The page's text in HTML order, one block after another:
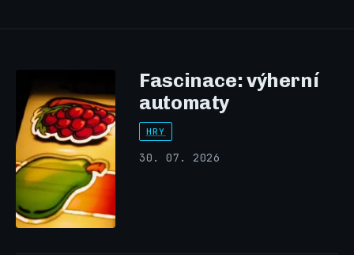
Fascinace: výherní
automaty
HRY
30. 07. 2026